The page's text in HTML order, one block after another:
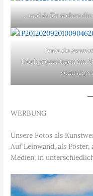
…und dafür stehen
Festa do
Hochprozentigen am
WERBUNG
Unsere Fotos als
Auf Leinwand, als
Medien, in